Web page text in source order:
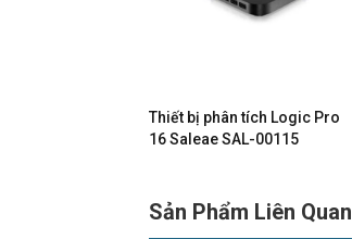
Thiết bị phân tích Logic Pro
16 Saleae SAL-00115
Sản Phẩm Liên Quan